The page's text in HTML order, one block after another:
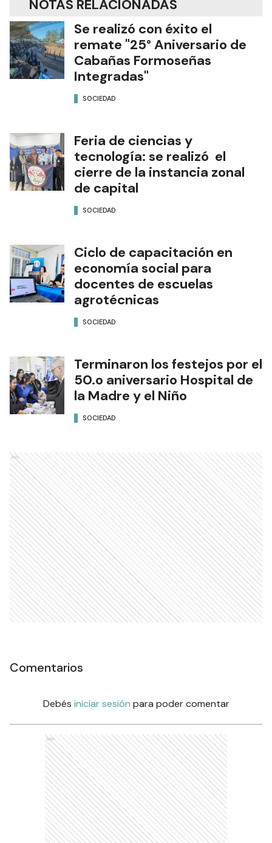
NOTAS RELACIONADAS
Se realizó con éxito el
remate "25° Aniversario de
Cabañas Formoseñas
Integradas"
SOCIEDAD
Feria de ciencias y
tecnología: se realizó el
cierre de la instancia zonal
de capital
SOCIEDAD
Ciclo de capacitación en
economía social para
docentes de escuelas
agrotécnicas
SOCIEDAD
Terminaron los festejos por el
50.o aniversario Hospital de
la Madre y el Niño
SOCIEDAD
Ads
Comentarios
Debés iniciar sesión para poder comentar
Ads